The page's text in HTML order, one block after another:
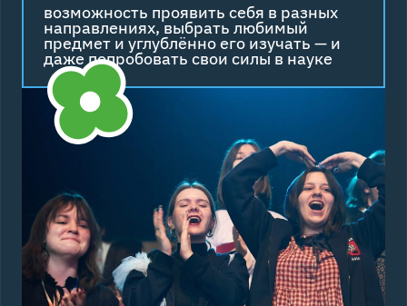
возможность проявить себя в разных
направлениях, выбрать любимый
предмет и углублённо его изучать — и
даже попробовать свои силы в науке